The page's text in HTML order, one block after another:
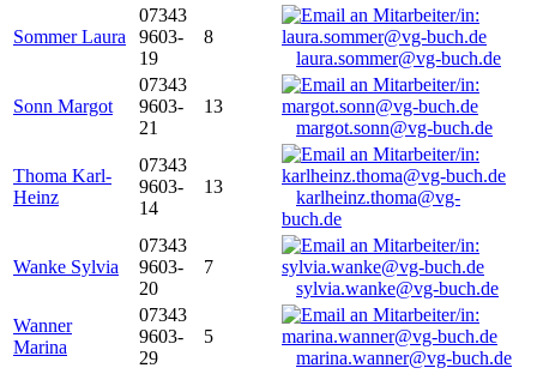
Sommer Laura
07343
9603-
19
8
laura.sommer@vg-buch.de
Sonn Margot
07343
9603-
21
13
margot.sonn@vg-buch.de
Thoma Karl-
Heinz
07343
9603-
14
13
karlheinz.thoma@vg-
buch.de
Wanke Sylvia
07343
9603-
20
7
sylvia.wanke@vg-buch.de
Wanner
Marina
07343
9603-
29
5
marina.wanner@vg-buch.de